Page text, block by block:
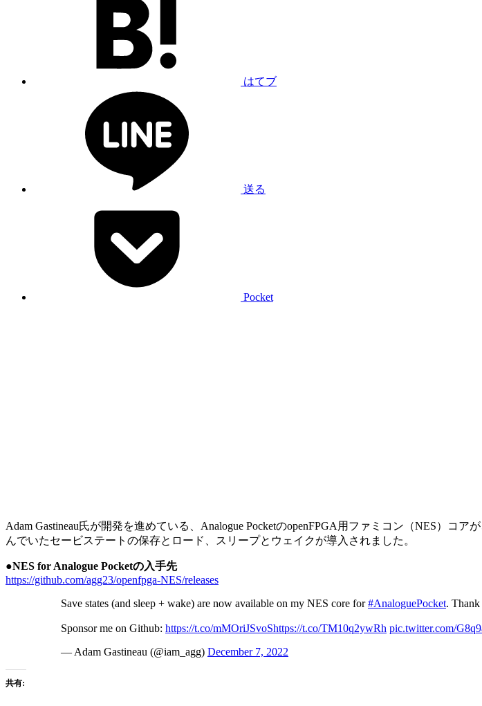
はてブ
送る
Pocket
Adam Gastineau氏が開発を進めている、Analogue PocketのopenFPGA用ファミコン（NES）コ
んでいたセービステートの保存とロード、スリープとウェイクが導入されました。
●NES for Analogue Pocketの入手先
https://github.com/agg23/openfpga-NES/releases
Save states (and sleep + wake) are now available on my NES core for#AnaloguePocket. Thank
Sponsor me on Github: https://t.co/mMOriJSvoShttps://t.co/TM10q2ywRh pic.twitter.com/
— Adam Gastineau (@iam_agg) December 7, 2022
共有: